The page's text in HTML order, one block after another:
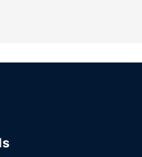
доступ в